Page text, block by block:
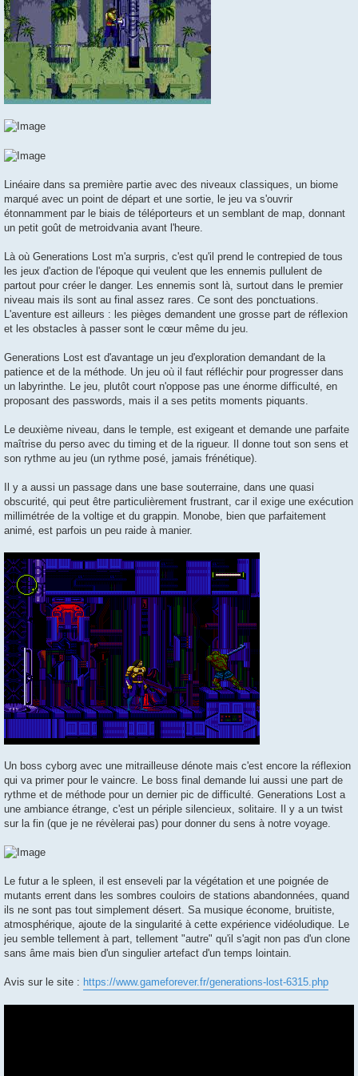
Linéaire dans sa première partie avec des niveaux classiques, un biome
marqué avec un point de départ et une sortie, le jeu va s'ouvrir
étonnamment par le biais de téléporteurs et un semblant de map, donnant
un petit goût de metroidvania avant l'heure.
Là où Generations Lost m'a surpris, c'est qu'il prend le contrepied de tous
les jeux d'action de l'époque qui veulent que les ennemis pullulent de
partout pour créer le danger. Les ennemis sont là, surtout dans le premier
niveau mais ils sont au final assez rares. Ce sont des ponctuations.
L'aventure est ailleurs : les pièges demandent une grosse part de réflexion
et les obstacles à passer sont le cœur même du jeu.
Generations Lost est d'avantage un jeu d'exploration demandant de la
patience et de la méthode. Un jeu où il faut réfléchir pour progresser dans
un labyrinthe. Le jeu, plutôt court n'oppose pas une énorme difficulté, en
proposant des passwords, mais il a ses petits moments piquants.
Le deuxième niveau, dans le temple, est exigeant et demande une parfaite
maîtrise du perso avec du timing et de la rigueur. Il donne tout son sens et
son rythme au jeu (un rythme posé, jamais frénétique).
Il y a aussi un passage dans une base souterraine, dans une quasi
obscurité, qui peut être particulièrement frustrant, car il exige une exécution
millimétrée de la voltige et du grappin. Monobe, bien que parfaitement
animé, est parfois un peu raide à manier.
Un boss cyborg avec une mitrailleuse dénote mais c'est encore la réflexion
qui va primer pour le vaincre. Le boss final demande lui aussi une part de
rythme et de méthode pour un dernier pic de difficulté. Generations Lost a
une ambiance étrange, c'est un périple silencieux, solitaire. Il y a un twist
sur la fin (que je ne révèlerai pas) pour donner du sens à notre voyage.
Le futur a le spleen, il est enseveli par la végétation et une poignée de
mutants errent dans les sombres couloirs de stations abandonnées, quand
ils ne sont pas tout simplement désert. Sa musique économe, bruitiste,
atmosphérique, ajoute de la singularité à cette expérience vidéoludique. Le
jeu semble tellement à part, tellement "autre" qu'il s'agit non pas d'un clone
sans âme mais bien d'un singulier artefact d'un temps lointain.
Avis sur le site : https://www.gameforever.fr/generations-lost-6315.php